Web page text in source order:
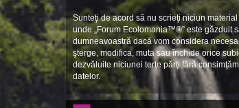
Sunteţi de acord să nu scrieţi niciun
unde „Forum Ecolomania™®” este găzduit
dumneavoastră dacă vom considera
şterge, modifica, muta sau închide orice
dezvăluite niciunei terţe părţi fără
datelor.